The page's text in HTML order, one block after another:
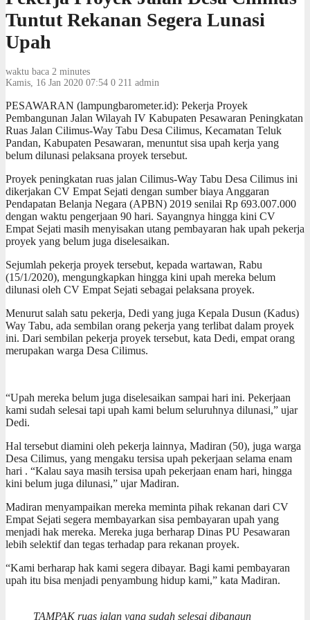
Tuntut Rekanan Segera Lunasi
Upah
waktu baca 2 minutes
Kamis, 16 Jan 2020 07:54 0 211 admin
PESAWARAN (lampungbarometer.id): Pekerja Proyek
Pembangunan Jalan Wilayah IV Kabupaten Pesawaran Peningkatan
Ruas Jalan Cilimus-Way Tabu Desa Cilimus, Kecamatan Teluk
Pandan, Kabupaten Pesawaran, menuntut sisa upah kerja yang
belum dilunasi pelaksana proyek tersebut.
Proyek peningkatan ruas jalan Cilimus-Way Tabu Desa Cilimus ini
dikerjakan CV Empat Sejati dengan sumber biaya Anggaran
Pendapatan Belanja Negara (APBN) 2019 senilai Rp 693.007.000
dengan waktu pengerjaan 90 hari. Sayangnya hingga kini CV
Empat Sejati masih menyisakan utang pembayaran hak upah pekerja
proyek yang belum juga diselesaikan.
Sejumlah pekerja proyek tersebut, kepada wartawan, Rabu
(15/1/2020), mengungkapkan hingga kini upah mereka belum
dilunasi oleh CV Empat Sejati sebagai pelaksana proyek.
Menurut salah satu pekerja, Dedi yang juga Kepala Dusun (Kadus)
Way Tabu, ada sembilan orang pekerja yang terlibat dalam proyek
ini. Dari sembilan pekerja proyek tersebut, kata Dedi, empat orang
merupakan warga Desa Cilimus.
“Upah mereka belum juga diselesaikan sampai hari ini. Pekerjaan
kami sudah selesai tapi upah kami belum seluruhnya dilunasi,” ujar
Dedi.
Hal tersebut diamini oleh pekerja lainnya, Madiran (50), juga warga
Desa Cilimus, yang mengaku tersisa upah pekerjaan selama enam
hari . “Kalau saya masih tersisa upah pekerjaan enam hari, hingga
kini belum juga dilunasi,” ujar Madiran.
Madiran menyampaikan mereka meminta pihak rekanan dari CV
Empat Sejati segera membayarkan sisa pembayaran upah yang
menjadi hak mereka. Mereka juga berharap Dinas PU Pesawaran
lebih selektif dan tegas terhadap para rekanan proyek.
“Kami berharap hak kami segera dibayar. Bagi kami pembayaran
upah itu bisa menjadi penyambung hidup kami,” kata Madiran.
TAMPAK ruas jalan yang sudah selesai dibangun